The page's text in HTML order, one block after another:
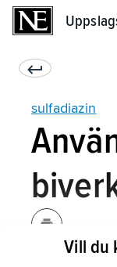
sulfadiazin
Vill du